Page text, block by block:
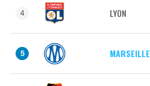
4 LYON
5 MARSEILLE